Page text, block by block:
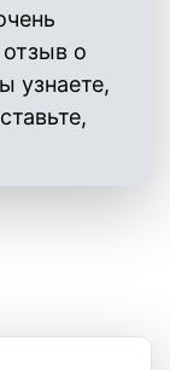
о
узнаете,